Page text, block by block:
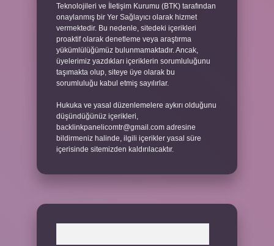
Teknolojileri ve İletişim Kurumu (BTK) tarafından
onaylanmış bir Yer Sağlayıcı olarak hizmet
vermektedir. Bu nedenle, sitedeki içerikleri
proaktif olarak denetleme veya araştırma
yükümlülüğümüz bulunmamaktadır. Ancak,
üyelerimiz yazdıkları içeriklerin sorumluluğunu
taşımakta olup, siteye üye olarak bu
sorumluluğu kabul etmiş sayılırlar.
Hukuka ve yasal düzenlemelere aykırı olduğunu
düşündüğünüz içerikleri,
backlinkpanelicomtr@gmail.com adresine
bildirmeniz halinde, ilgili içerikler yasal süre
içerisinde sitemizden kaldırılacaktır.